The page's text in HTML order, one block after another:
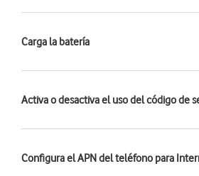
Carga la batería
Activa o desactiva el uso del código de
Configura el APN del teléfono para